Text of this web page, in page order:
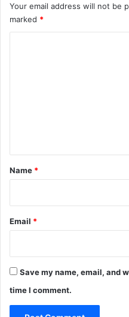
Your email address will not be
marked *
*
Name *
Email *
Save my name, email, and
time I comment.